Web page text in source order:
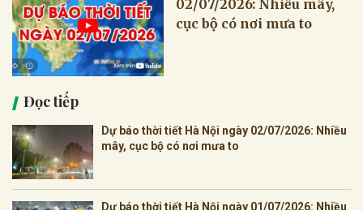
02/07/2026: Nhiều mây,
cục bộ có nơi mưa to
Đọc tiếp
Dự báo thời tiết Hà Nội ngày 02/07/2026: Nhiều
mây, cục bộ có nơi mưa to
Dự báo thời tiết Hà Nội ngày 01/07/2026: Nhiều